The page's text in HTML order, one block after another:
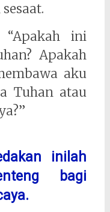
ini
Apakah
aku
Tuhan atau
inilah
bagi